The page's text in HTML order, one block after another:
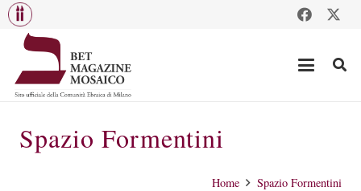
Spazio Formentini
Home Spazio Formentini